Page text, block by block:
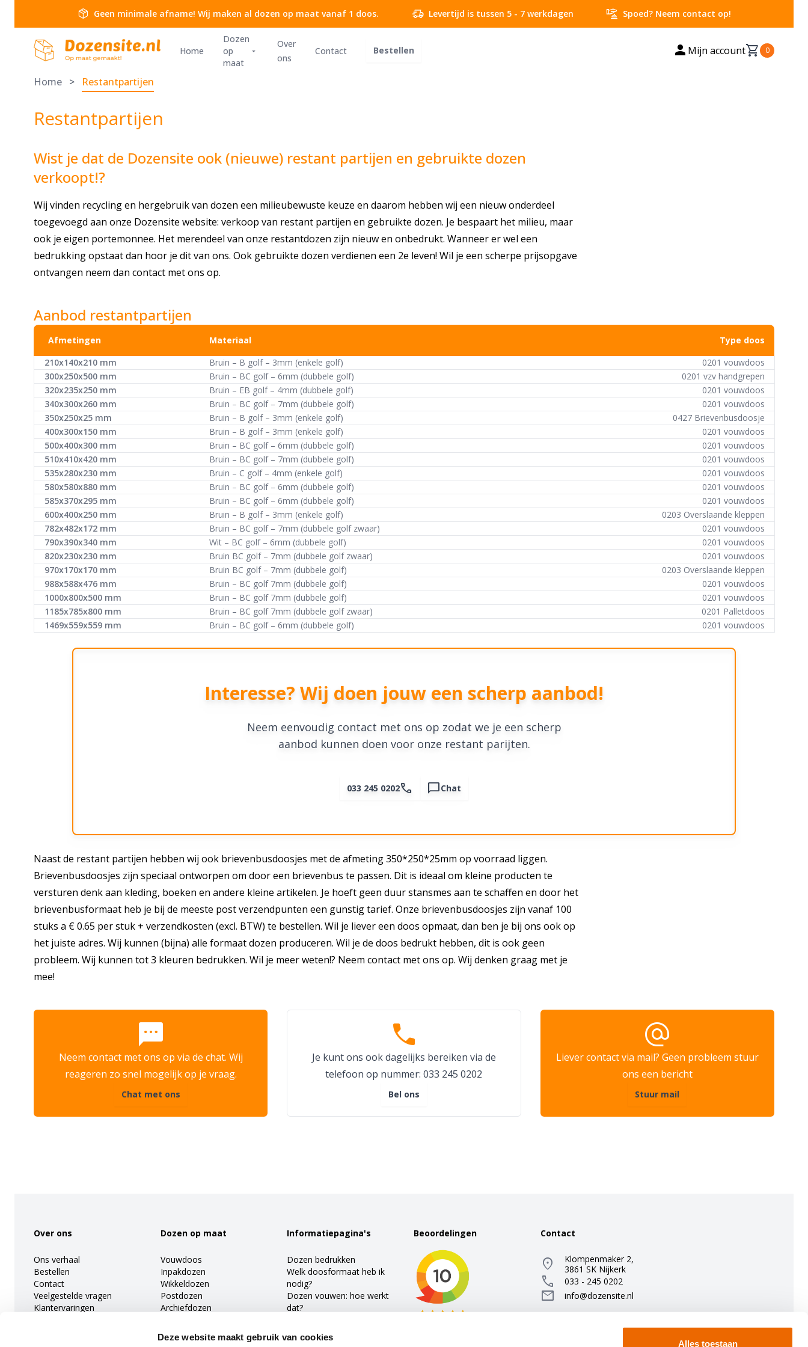
Deze website maakt gebruik van cookies
Alles toestaan
Ga naar de inhoud
package_2 Geen minimale afname! Wij maken al dozen op maat vanaf 1 doos. delivery_truck_speed Levertijd is tussen 5 - 7 werkdagen concierge Spoed? Neem contact op!
Dozensite Home
Dozen
op
maat
arrow_drop_down
Over
ons
Contact Bestellen person Mijn accountshopping_cart 0
items in cart,
Home > Restantpartijen
Restantpartijen
Wist je dat de Dozensite ook (nieuwe) restant partijen en gebruikte dozen
verkoopt!?
Wij vinden recycling en hergebruik van dozen een milieubewuste keuze en daarom hebben wij een nieuw onderdeel
toegevoegd aan onze Dozensite website: verkoop van restant partijen en gebruikte dozen. Je bespaart het milieu, maar
ook je eigen portemonnee. Het merendeel van onze restantdozen zijn nieuw en onbedrukt. Wanneer er wel een
bedrukking opstaat dan hoor je dit van ons. Ook gebruikte dozen verdienen een 2e leven! Wil je een scherpe prijsopgave
ontvangen neem dan contact met ons op.
Aanbod restantpartijen
Afmetingen Materiaal
Type doos
210x140x210 mm
Bruin – B golf – 3mm (enkele golf)
0201 vouwdoos
300x250x500 mm
Bruin – BC golf – 6mm (dubbele golf)
0201 vzv handgrepen
320x235x250 mm
Bruin – EB golf – 4mm (dubbele golf)
0201 vouwdoos
340x300x260 mm
Bruin – BC golf – 7mm (dubbele golf)
0201 vouwdoos
350x250x25 mm
Bruin – B golf – 3mm (enkele golf)
0427 Brievenbusdoosje
400x300x150 mm
Bruin – B golf – 3mm (enkele golf)
0201 vouwdoos
500x400x300 mm
Bruin – BC golf – 6mm (dubbele golf)
0201 vouwdoos
510x410x420 mm
Bruin – BC golf – 7mm (dubbele golf)
0201 vouwdoos
535x280x230 mm
Bruin – C golf – 4mm (enkele golf)
0201 vouwdoos
580x580x880 mm
Bruin – BC golf – 6mm (dubbele golf)
0201 vouwdoos
585x370x295 mm
Bruin – BC golf – 6mm (dubbele golf)
0201 vouwdoos
600x400x250 mm
Bruin – B golf – 3mm (enkele golf)
0203 Overslaande kleppen
782x482x172 mm
Bruin – BC golf – 7mm (dubbele golf zwaar)
0201 vouwdoos
790x390x340 mm
Wit – BC golf – 6mm (dubbele golf)
0201 vouwdoos
820x230x230 mm
Bruin BC golf – 7mm (dubbele golf zwaar)
0201 vouwdoos
970x170x170 mm
Bruin BC golf – 7mm (dubbele golf)
0203 Overslaande kleppen
988x588x476 mm
Bruin – BC golf 7mm (dubbele golf)
0201 vouwdoos
1000x800x500 mm
Bruin – BC golf 7mm (dubbele golf)
0201 vouwdoos
1185x785x800 mm
Bruin – BC golf 7mm (dubbele golf zwaar)
0201 Palletdoos
1469x559x559 mm
Bruin – BC golf – 6mm (dubbele golf) 0201 vouwdoos
Interesse? Wij doen jouw een scherp aanbod!
Neem eenvoudig contact met ons op zodat we je een scherp
aanbod kunnen doen voor onze restant parijten.
033 245 0202call chat_bubbleChat
Naast de restant partijen hebben wij ook brievenbusdoosjes met de afmeting 350*250*25mm op voorraad liggen.
Brievenbusdoosjes zijn speciaal ontworpen om door een brievenbus te passen. Dit is ideaal om kleine producten te
versturen denk aan kleding, boeken en andere kleine artikelen. Je hoeft geen duur stansmes aan te schaffen en door het
brievenbusformaat heb je bij de meeste post verzendpunten een gunstig tarief. Onze brievenbusdoosjes zijn vanaf 100
stuks a € 0.65 per stuk + verzendkosten (excl. BTW) te bestellen. Wil je liever een doos opmaat, dan ben je bij ons ook op
het juiste adres. Wij kunnen (bijna) alle formaat dozen produceren. Wil je de doos bedrukt hebben, dit is ook geen
probleem. Wij kunnen tot 3 kleuren bedrukken. Wil je meer weten!? Neem contact met ons op. Wij denken graag met je
mee!
sms
Neem contact met ons op via de chat. Wij
reageren zo snel mogelijk op je vraag.
Chat met ons
call
Je kunt ons ook dagelijks bereiken via de
telefoon op nummer: 033 245 0202
Bel ons
alternate_email
Liever contact via mail? Geen probleem stuur
ons een bericht
Stuur mail
Footer
Over ons
Ons verhaal
Bestellen
Contact
Veelgestelde vragen
Klantervaringen
Dozen op maat
Vouwdoos
Inpakdozen
Wikkeldozen
Postdozen
Archiefdozen
Kartonnen dozen met
vakjes
Informatiepagina's
Dozen bedrukken
Welk doosformaat heb ik
nodig?
Dozen vouwen: hoe werkt
dat?
dozen wereld?
Kartonnen enkelgolf dozen
Beoordelingen Contact
location_on
Klompenmaker 2,
3861 SK Nijkerk
call 033 - 245 0202
mail info@dozensite.nl